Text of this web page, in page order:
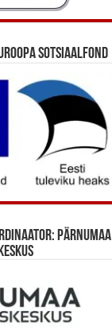
Sotsiaalfond
Pärnumaa